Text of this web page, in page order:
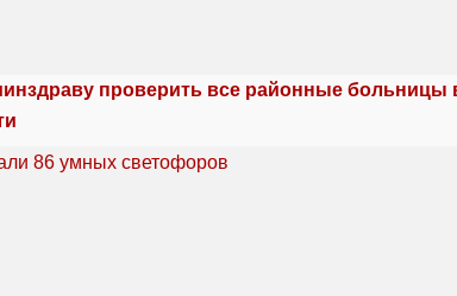
проверить все районные больницы